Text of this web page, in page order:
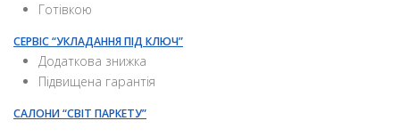
Готівкою
СЕРВІС “УКЛАДАННЯ ПІД КЛЮЧ”
Додаткова знижка
Підвищена гарантія
САЛОНИ “СВІТ ПАРКЕТУ”